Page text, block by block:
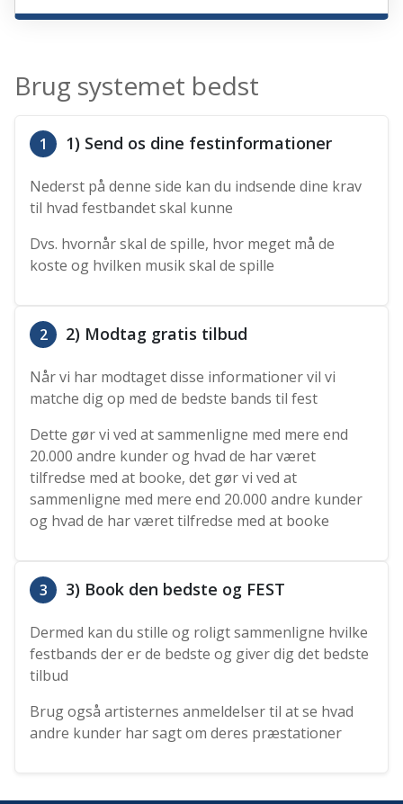
Brug systemet bedst
1 1) Send os dine festinformationer
Nederst på denne side kan du indsende dine krav
til hvad festbandet skal kunne
Dvs. hvornår skal de spille, hvor meget må de
koste og hvilken musik skal de spille
2 2) Modtag gratis tilbud
Når vi har modtaget disse informationer vil vi
matche dig op med de bedste bands til fest
Dette gør vi ved at sammenligne med mere end
20.000 andre kunder og hvad de har været
tilfredse med at booke, det gør vi ved at
sammenligne med mere end 20.000 andre kunder
og hvad de har været tilfredse med at booke
3 3) Book den bedste og FEST
Dermed kan du stille og roligt sammenligne hvilke
festbands der er de bedste og giver dig det bedste
tilbud
Brug også artisternes anmeldelser til at se hvad
andre kunder har sagt om deres præstationer